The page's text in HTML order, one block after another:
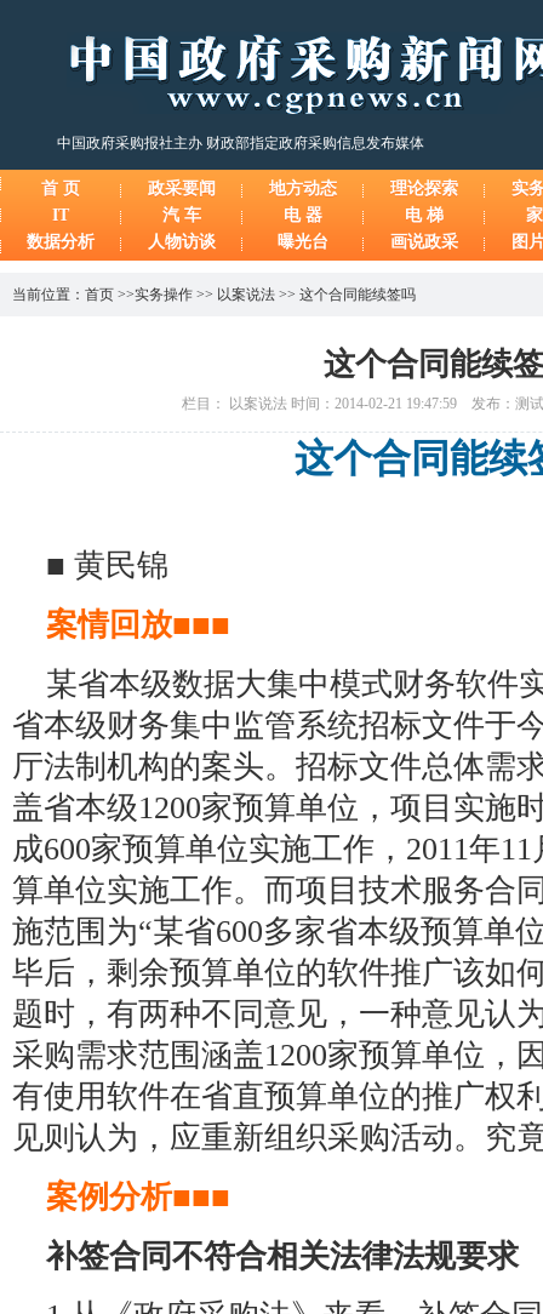
中国政府采购报社主办 财政部指定政府采购信息发布媒体
首 页 政采要闻 地方动态 理论探索
实
IT
汽 车 电 器 电 梯
数据分析
人物访谈 曝光台 画说政采 图
当前位置： 首页 >>实务操作 >> 以案说法 >> 这个合同能续签吗
这个合同能续
栏目： 以案说法 时间：2014-02-21 19:47:59 发布：测
这个合同能续
■ 黄民锦
案情回放■■■
某省本级数据大集中模式财务软件
省本级财务集中监管系统招标文件于
厅法制机构的案头。招标文件总体需
盖省本级1200家预算单位，项目实施
成600家预算单位实施工作，2011年
算单位实施工作。而项目技术服务合
施范围为“某省600多家省本级预算单
毕后，剩余预算单位的软件推广该如
题时，有两种不同意见，一种意见认
采购需求范围涵盖1200家预算单位，
有使用软件在省直预算单位的推广权
见则认为，应重新组织采购活动。究
案例分析■■■
补签合同不符合相关法律法规要求